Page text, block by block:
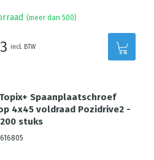
(meer dan 500)
incl. BTW
Spaanplaatschroef
4x45 voldraad Pozidrive2 -
200 stuks